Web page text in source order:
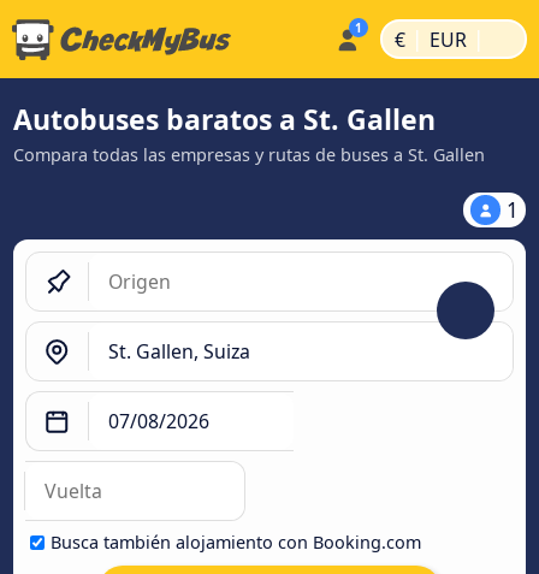
€ | EUR |
Autobuses baratos a St. Gallen
Compara todas las empresas y rutas de buses a St. Gallen
1
Busca también alojamiento con Booking.com